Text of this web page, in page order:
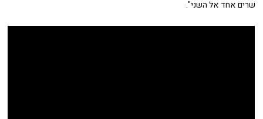
שרים אחד אל השני".